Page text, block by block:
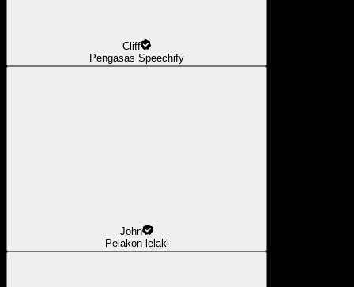
Cliff
Pengasas Speechify
John
Pelakon lelaki